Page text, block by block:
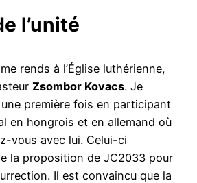
l’unité
rends à l’Église luthérienne,
Zsombor Kovacs. Je
une première fois en participant
en hongrois et en allemand où
vous avec lui. Celui-ci
la proposition de JC2033 pour
Il est convaincu que la